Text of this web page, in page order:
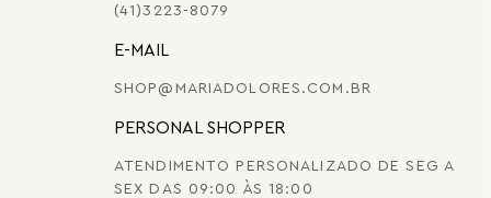
(41)3223-8079
E-MAIL
SHOP@MARIADOLORES.COM.BR
PERSONAL SHOPPER
ATENDIMENTO PERSONALIZADO DE SEG A
SEX DAS 09:00 ÀS 18:00